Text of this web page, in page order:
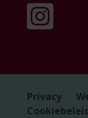
Privacy